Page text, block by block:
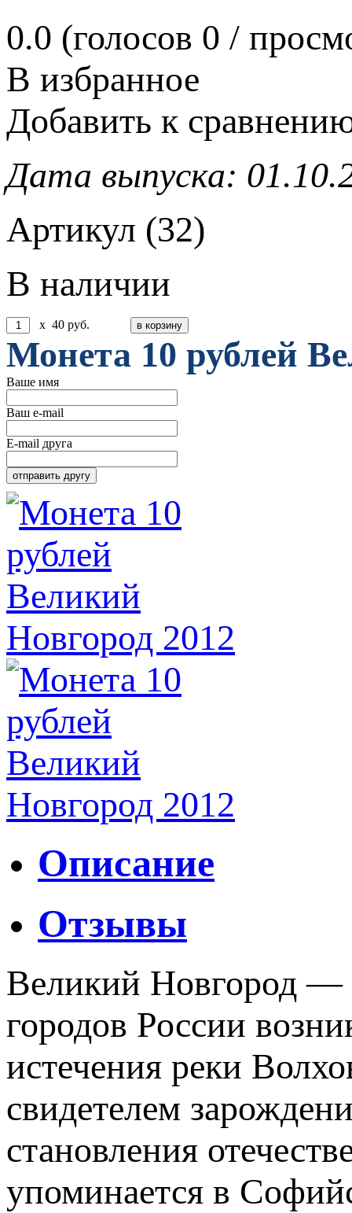
0.0 (голосов 0 /
В избранное
Добавить к
Дата выпуска:
Артикул (32)
В наличии
x 40 руб.
Монета 10 рублей
Ваше имя
Ваш e-mail
E-mail друга
Описание
Отзывы
Великий Новгород —
городов России
истечения реки
свидетелем
становления
упоминается в